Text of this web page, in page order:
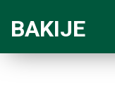
BAKIJE